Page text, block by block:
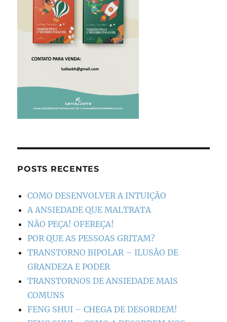
POSTS RECENTES
COMO DESENVOLVER A INTUIÇÃO
A ANSIEDADE QUE MALTRATA
NÃO PEÇA! OFEREÇA!
POR QUE AS PESSOAS GRITAM?
TRANSTORNO BIPOLAR – ILUSÃO DE
GRANDEZA E PODER
TRANSTORNOS DE ANSIEDADE MAIS
COMUNS
FENG SHUI – CHEGA DE DESORDEM!